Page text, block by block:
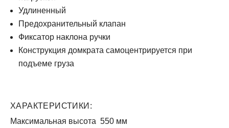
Удлиненный
Предохранительный клапан
Фиксатор наклона ручки
Конструкция домкрата самоцентрируется при
подъеме груза
ХАРАКТЕРИСТИКИ:
Максимальная высота 550 мм